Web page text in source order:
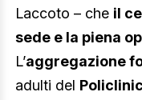
Laccoto – che il
sede e la piena
L’aggregazione
adulti del